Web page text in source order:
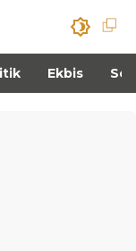
Ekbis